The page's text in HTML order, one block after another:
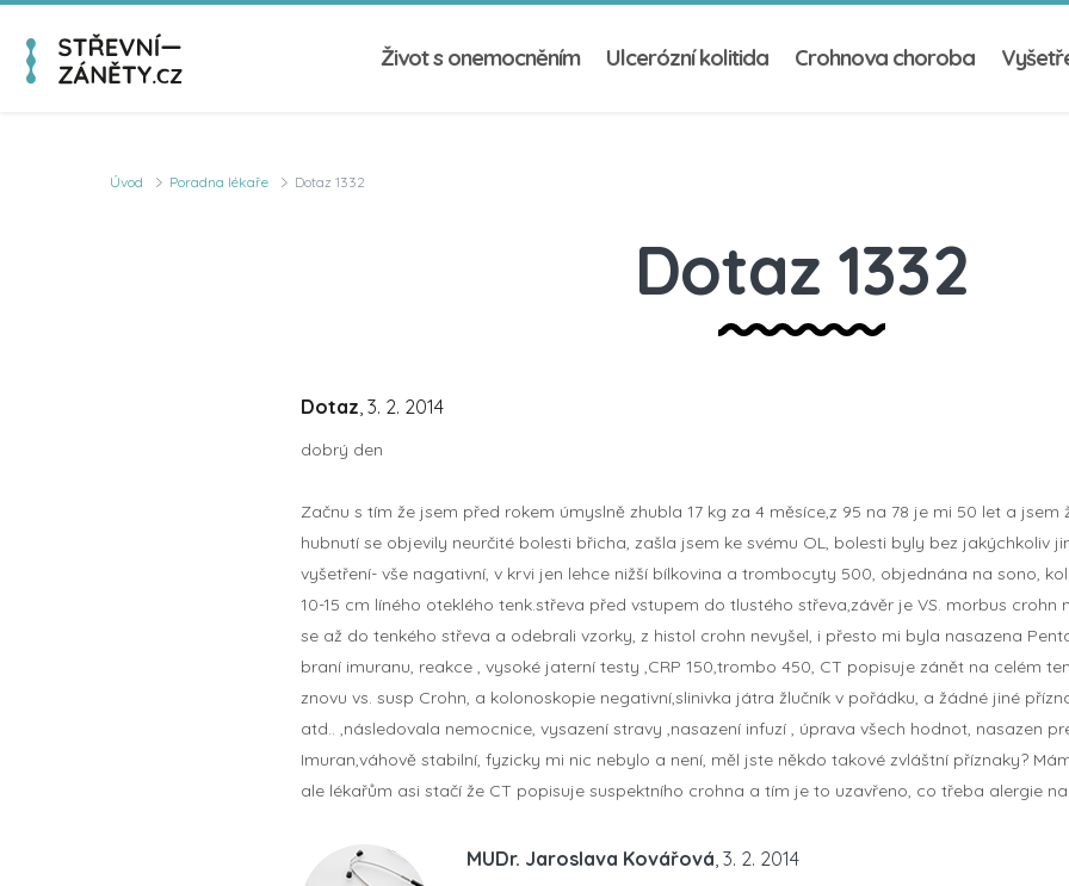
Život s onemocněním Ulcerózní kolitida Crohnova choroba
Úvod Poradna lékaře Dotaz 1332
Dotaz 1332
Dotaz, 3. 2. 2014
dobrý den
Začnu s tím že jsem před rokem úmyslně zhubla 17 kg za 4 měsíce,z 95 na 78 je mi 50 let a
hubnutí se objevily neurčité bolesti břicha, zašla jsem ke svému OL, bolesti byly bez jakýchkoliv
vyšetření- vše nagativní, v krvi jen lehce nižší bílkovina a trombocyty 500, objednána na sono,
10-15 cm líného oteklého tenk.střeva před vstupem do tlustého střeva,závěr je VS. morbus
se až do tenkého střeva a odebrali vzorky, z histol crohn nevyšel, i přesto mi byla nasazena
braní imuranu, reakce , vysoké jaterní testy ,CRP 150,trombo 450, CT popisuje zánět na celém
znovu vs. susp Crohn, a kolonoskopie negativní,slinivka játra žlučník v pořádku, a žádné jiné
atd.. ,následovala nemocnice, vysazení stravy ,nasazení infuzí , úprava všech hodnot, nasazen
Imuran,váhově stabilní, fyzicky mi nic nebylo a není, měl jste někdo takové zvláštní příznaky?
ale lékařům asi stačí že CT popisuje suspektního crohna a tím je to uzavřeno, co třeba alergie
MUDr. Jaroslava Kovářová , 3. 2. 2014